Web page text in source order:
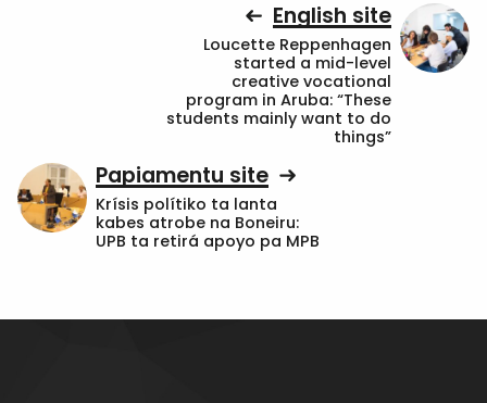
English site
Loucette Reppenhagen
started a mid-level
creative vocational
program in Aruba: “These
students mainly want to do
things”
Papiamentu site
Krísis polítiko ta lanta
kabes atrobe na Boneiru:
UPB ta retirá apoyo pa MPB